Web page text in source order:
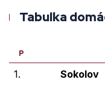
Tabulka
P
1. Sokolov